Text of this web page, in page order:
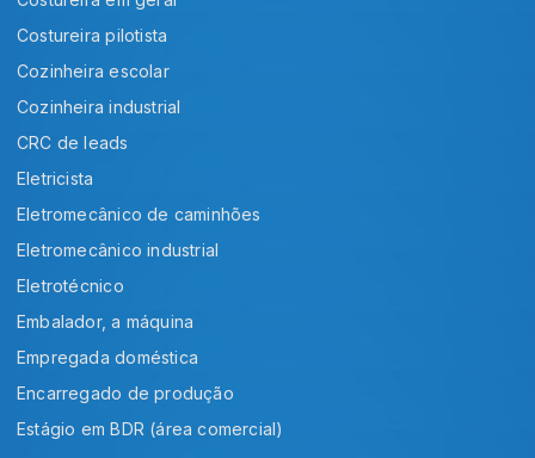
Costureira pilotista
Cozinheira escolar
Cozinheira industrial
CRC de leads
Eletricista
Eletromecânico de caminhões
Eletromecânico industrial
Eletrotécnico
Embalador, a máquina
Empregada doméstica
Encarregado de produção
Estágio em BDR (área comercial)